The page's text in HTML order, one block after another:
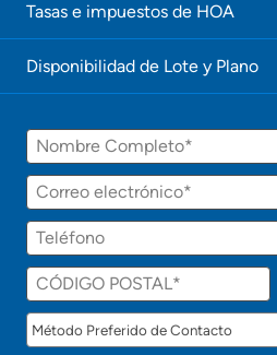
c
t
r
á
r
n
t
!
Tasas e impuestos de HOA
Disponibilidad de Lote y Plano
Nombre
Correo
electrónico
Teléfono